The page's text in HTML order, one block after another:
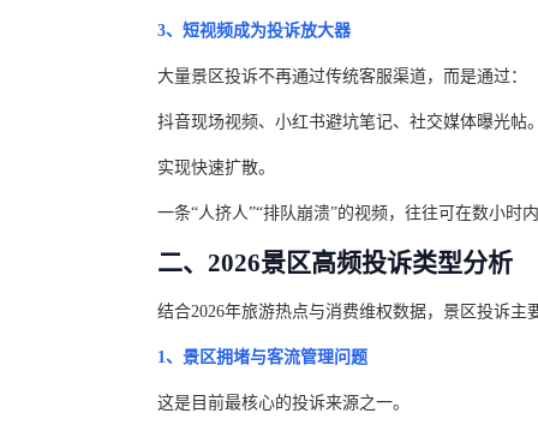
3、短视频成为投诉放大器
大量景区投诉不再通过传统客服渠道，而是通过：
抖音现场视频、小红书避坑笔记、社交媒体曝光帖。
实现快速扩散。
一条“人挤人”“排队崩溃”的视频，往往可在数小时内
二、2026景区高频投诉类型分析
结合2026年旅游热点与消费维权数据，景区投诉主
1、景区拥堵与客流管理问题
这是目前最核心的投诉来源之一。